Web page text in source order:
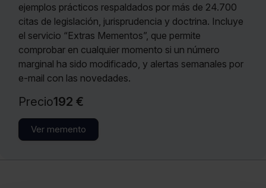
ejemplos prácticos respaldados por más de 24.700
citas de legislación, jurisprudencia y doctrina. Incluye
el servicio “Extras Mementos”, que permite
comprobar en cualquier momento si un número
marginal ha sido modificado, y alertas semanales por
e-mail con las novedades.
Precio192 €
Ver memento